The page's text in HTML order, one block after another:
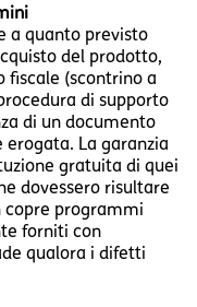
a quanto previsto
del prodotto,
(scontrino a
di supporto
di un documento
erogata. La garanzia
gratuita di quei
dovessero risultare
copre programmi
forniti con
qualora i difetti